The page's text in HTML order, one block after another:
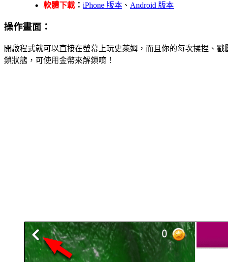
軟體下載 ： iPhone 版本 、 Android 版本
操作畫面：
開啟程式就可以直接在螢幕上玩史萊姆，而且你的每次揉捏、
鎖狀態，可使用金幣來解鎖唷！